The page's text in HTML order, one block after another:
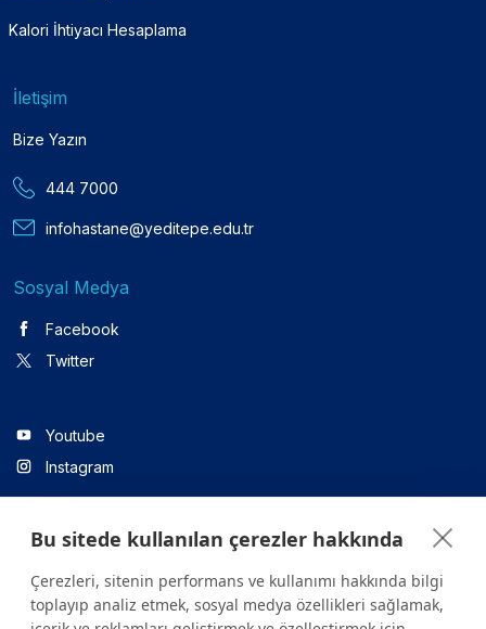
Kalori İhtiyacı Hesaplama
İletişim
Bize Yazın
444 7000
infohastane@yeditepe.edu.tr
Sosyal Medya
Facebook
Twitter
Youtube
Instagram
Linkedin
Bu sitede kullanılan çerezler hakkında
Çerezleri, sitenin performans ve kullanımı hakkında bilgi
toplayıp analiz etmek, sosyal medya özellikleri sağlamak,